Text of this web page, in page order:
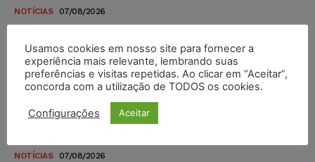
NOTÍCIAS 07/08/2026
STF amplia isenção de IBS e CBS na compra de veículos
novos para pessoas com deficiência e autistas de todos os
níveis
DIREITO TRIBUTÁRIO 07/08/2026
Justiça do Trabalho mantém justa causa de empregado que
NOTÍCIAS 07/08/2026
Usamos cookies em nosso site para fornecer a
experiência mais relevante, lembrando suas
preferências e visitas repetidas. Ao clicar em “Aceitar”,
concorda com a utilização de TODOS os cookies.
Configurações Aceitar